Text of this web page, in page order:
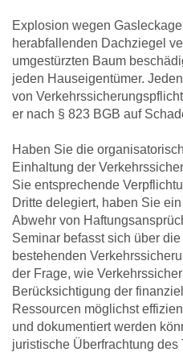
Explosion wegen
herabfallenden Dachziegel
umgestürzten Baum
jeden Hauseigentümer.
von
er nach § 823 BGB auf
Haben Sie die
Einhaltung der
Sie entsprechende
Dritte delegiert, haben Sie
Abwehr von
Seminar befasst sich über
bestehenden
der Frage, wie
Berücksichtigung der
Ressourcen möglichst
und dokumentiert werden
juristische Überfrachtung des